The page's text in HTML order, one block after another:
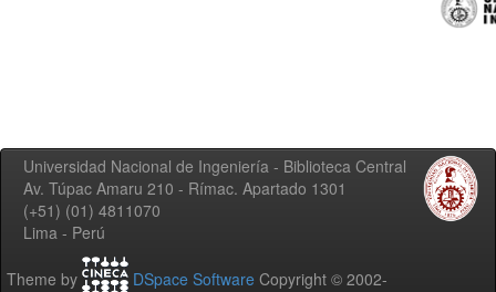
Universidad Nacional de Ingeniería - Biblioteca Central
Av. Túpac Amaru 210 - Rímac. Apartado 1301
(+51) (01) 4811070
Lima - Perú
Theme by DSpace Software Copyright © 2002-